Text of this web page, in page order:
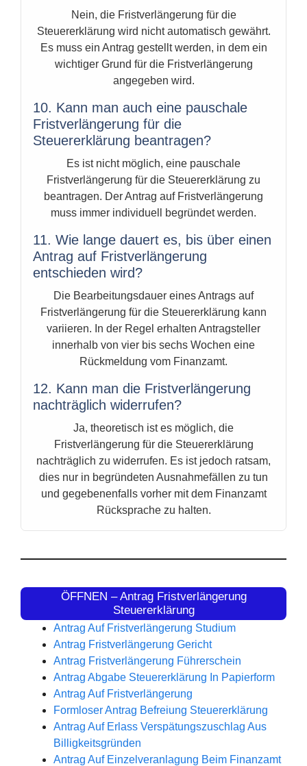
Nein, die Fristverlängerung für die
Steuererklärung wird nicht automatisch gewährt.
Es muss ein Antrag gestellt werden, in dem ein
wichtiger Grund für die Fristverlängerung
angegeben wird.
10. Kann man auch eine pauschale
Fristverlängerung für die
Steuererklärung beantragen?
Es ist nicht möglich, eine pauschale
Fristverlängerung für die Steuererklärung zu
beantragen. Der Antrag auf Fristverlängerung
muss immer individuell begründet werden.
11. Wie lange dauert es, bis über einen
Antrag auf Fristverlängerung
entschieden wird?
Die Bearbeitungsdauer eines Antrags auf
Fristverlängerung für die Steuererklärung kann
variieren. In der Regel erhalten Antragsteller
innerhalb von vier bis sechs Wochen eine
Rückmeldung vom Finanzamt.
12. Kann man die Fristverlängerung
nachträglich widerrufen?
Ja, theoretisch ist es möglich, die
Fristverlängerung für die Steuererklärung
nachträglich zu widerrufen. Es ist jedoch ratsam,
dies nur in begründeten Ausnahmefällen zu tun
und gegebenenfalls vorher mit dem Finanzamt
Rücksprache zu halten.
ÖFFNEN – Antrag Fristverlängerung
Steuererklärung
Antrag Auf Fristverlängerung Studium
Antrag Fristverlängerung Gericht
Antrag Fristverlängerung Führerschein
Antrag Abgabe Steuererklärung In Papierform
Antrag Auf Fristverlängerung
Formloser Antrag Befreiung Steuererklärung
Antrag Auf Erlass Verspätungszuschlag Aus
Billigkeitsgründen
Antrag Auf Einzelveranlagung Beim Finanzamt